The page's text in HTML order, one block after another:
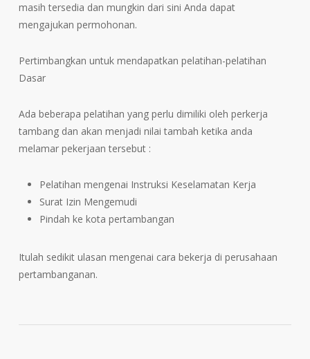
masih tersedia dan mungkin dari sini Anda dapat
mengajukan permohonan.
Pertimbangkan untuk mendapatkan pelatihan-pelatihan
Dasar
Ada beberapa pelatihan yang perlu dimiliki oleh perkerja
tambang dan akan menjadi nilai tambah ketika anda
melamar pekerjaan tersebut :
Pelatihan mengenai Instruksi Keselamatan Kerja
Surat Izin Mengemudi
Pindah ke kota pertambangan
Itulah sedikit ulasan mengenai cara bekerja di perusahaan
pertambanganan.